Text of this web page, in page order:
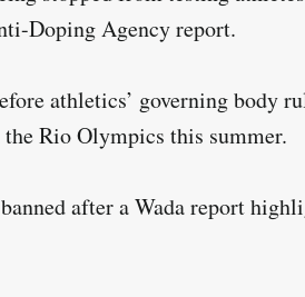
Doping Agency report.
athletics’ governing body
Rio Olympics this summer.
after a Wada report